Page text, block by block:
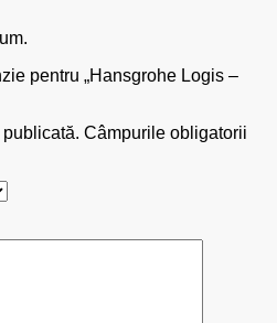
pentru „Hansgrohe Logis –
Câmpurile obligatorii